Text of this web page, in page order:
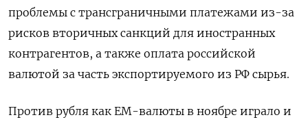
проблемы с трансграничными платежами из-за
рисков вторичных санкций для иностранных
контрагентов, а также оплата российской
валютой за часть экспортируемого из РФ сырья.
Против рубля как ЕМ-валюты в ноябре играло и